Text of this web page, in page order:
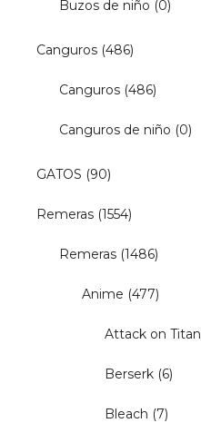
Buzos de niño (0)
Canguros (486)
Canguros (486)
Canguros de niño (0)
GATOS (90)
Remeras (1554)
Remeras (1486)
Anime (477)
Attack on Titan
Berserk (6)
Bleach (7)